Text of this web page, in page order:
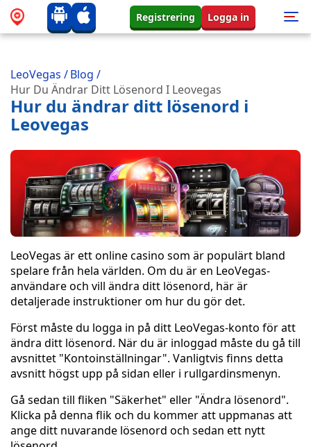
Registrering Logga in
LeoVegas /Blog /
Hur Du Ändrar Ditt Lösenord I Leovegas
Hur du ändrar ditt lösenord i
Leovegas
LeoVegas är ett online casino som är populärt bland
spelare från hela världen. Om du är en LeoVegas-
användare och vill ändra ditt lösenord, här är
detaljerade instruktioner om hur du gör det.
Först måste du logga in på ditt LeoVegas-konto för att
ändra ditt lösenord. När du är inloggad måste du gå till
avsnittet "Kontoinställningar". Vanligtvis finns detta
avsnitt högst upp på sidan eller i rullgardinsmenyn.
Gå sedan till fliken "Säkerhet" eller "Ändra lösenord".
Klicka på denna flik och du kommer att uppmanas att
ange ditt nuvarande lösenord och sedan ett nytt